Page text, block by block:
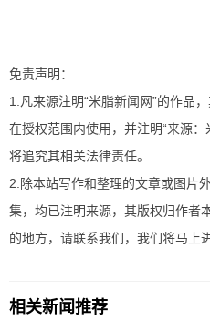
免责声明：
1.凡来源注明“米脂新闻网”的作品
在授权范围内使用，并注明“来源：
将追究其相关法律责任。
2.除本站写作和整理的文章或图片
集，均已注明来源，其版权归作者
的地方，请联系我们，我们将马上
相关新闻推荐